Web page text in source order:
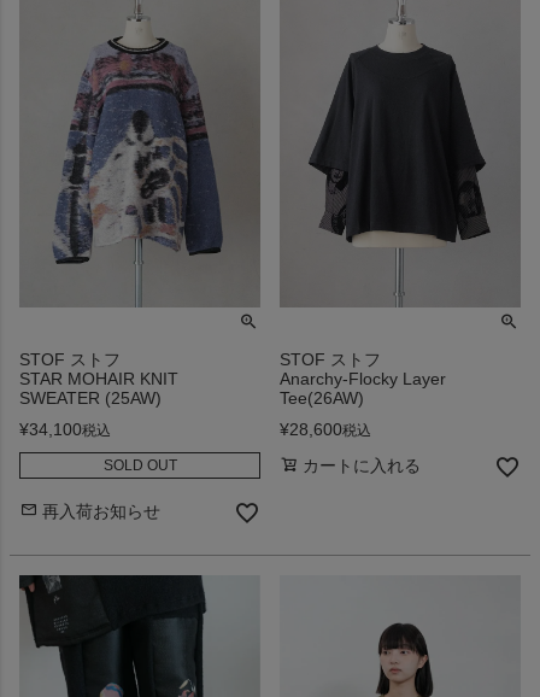
STOF ストフ
STAR MOHAIR KNIT
SWEATER (25AW)
¥34,100税込
SOLD OUT
再入荷お知らせ
STOF ストフ
Anarchy-Flocky Layer
Tee(26AW)
¥28,600税込
カートに入れる